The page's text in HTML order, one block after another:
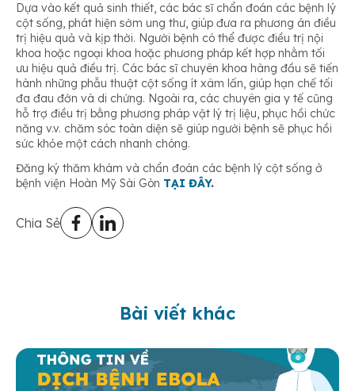
Dựa vào kết quả sinh thiết, các bác sĩ chẩn đoán các bệnh lý
cột sống, phát hiện sớm ung thư, giúp đưa ra phương án điều
trị hiệu quả và kịp thời. Người bệnh có thể được điều trị nội
khoa hoặc ngoại khoa hoặc phương pháp kết hợp nhằm tối
ưu hiệu quả điều trị. Các bác sĩ chuyên khoa hàng đầu sẽ tiến
hành những phẫu thuật cột sống ít xâm lấn, giúp hạn chế tối
đa đau đớn và di chứng. Ngoài ra, các chuyên gia y tế cũng
hỗ trợ điều trị bằng phương pháp vật lý trị liệu, phục hồi chức
năng v.v. chăm sóc toàn diện sẽ giúp người bệnh sẽ phục hồi
sức khỏe một cách nhanh chóng.
Đăng ký thăm khám và chẩn đoán các bệnh lý cột sống ở
bệnh viện Hoàn Mỹ Sài Gòn TẠI ĐÂY.
Chia Sẻ
Bài viết khác